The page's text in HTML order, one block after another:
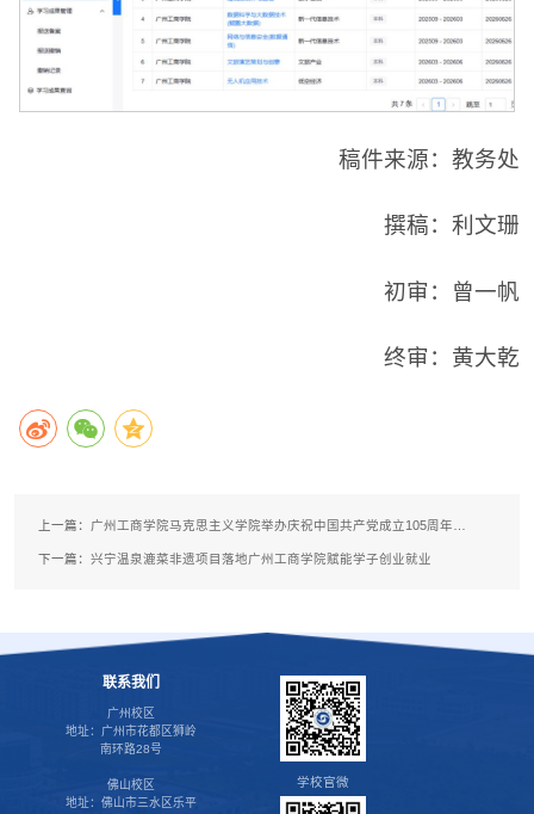
稿件来源：教务处
撰稿：利文珊
初审：曾一帆
终审：黄大乾
上一篇：
下一篇： 兴宁温泉漉菜非遗项目落地广州工商学院赋能学子创业就业
联系我们
广州校区
地址：广州市花都区狮岭
南环路28号
佛山校区
地址：佛山市三水区乐平
学校官微